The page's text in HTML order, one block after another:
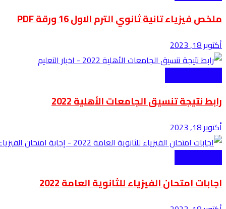
ملخص فيزياء تانية ثانوي الترم الاول 16 ورقة PDF
أكتوبر 18, 2023
رابط نتيجة تنسيق الجامعات الأهلية 2022
أكتوبر 18, 2023
اجابات امتحان الفيزياء للثانوية العامة 2022